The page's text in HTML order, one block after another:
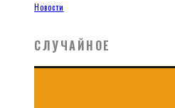
Новости
СЛУЧАЙНОЕ